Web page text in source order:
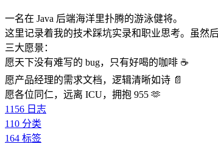
一名在 Java 后端海洋里扑腾的游泳健将。
这里记录着我的技术踩坑实录和职业思考。虽然
三大愿景：
愿天下没有难写的 bug，只有好喝的咖啡 ☕️
愿产品经理的需求文档，逻辑清晰如诗 📄
愿各位同仁，远离 ICU，拥抱 955 🫶
1156 日志
110 分类
164 标签